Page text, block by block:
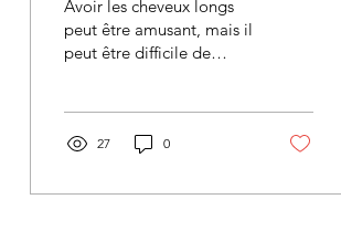
Avoir les cheveux longs
peut être amusant, mais il
peut être difficile de
27 0